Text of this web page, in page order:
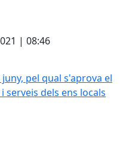
| 08:46
pel qual s'aprova el
serveis dels ens locals